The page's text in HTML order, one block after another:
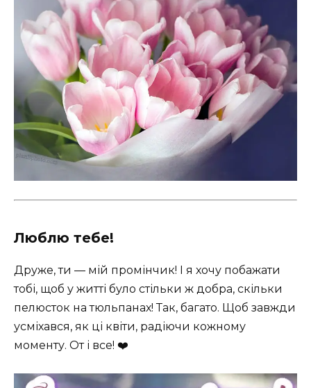
Люблю тебе!
Друже, ти — мій промінчик! І я хочу побажати
тобі, щоб у житті було стільки ж добра, скільки
пелюсток на тюльпанах! Так, багато. Щоб завжди
усміхався, як ці квіти, радіючи кожному
моменту. От і все! ❤️